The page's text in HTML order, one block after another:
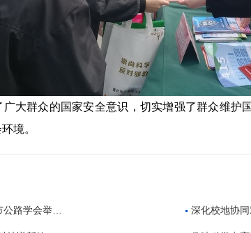
大群众的国家安全意识，切实增强了群众维护
境。
领域招投标专题培训 深化校地协